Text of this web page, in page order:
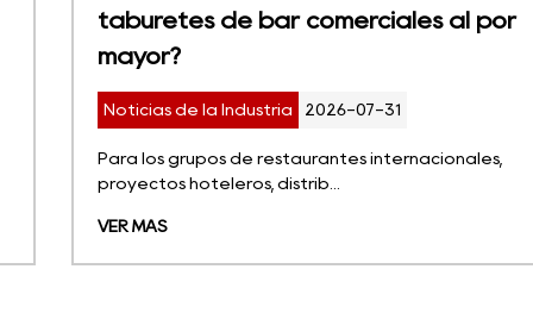
taburetes de bar comerciales al por
mayor?
Noticias de la Industria 2026-07-31
Para los grupos de restaurantes internacionales,
proyectos hoteleros, distrib...
VER MÁS